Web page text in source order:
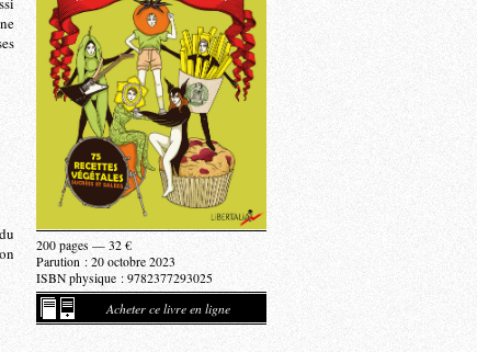
200 pages — 32 €
Parution : 20 octobre 2023
ISBN physique : 9782377293025
Acheter ce livre en ligne